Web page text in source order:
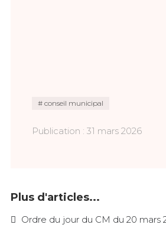
conseil municipal
Publication : 31 mars 2026
Plus d'articles...
Ordre du jour du CM du 20 mars